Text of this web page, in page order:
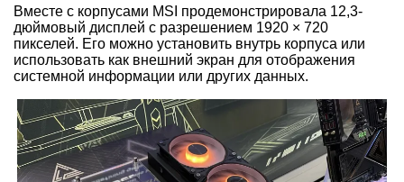
Вместе с корпусами MSI продемонстрировала 12,3-
дюймовый дисплей с разрешением 1920 × 720
пикселей. Его можно установить внутрь корпуса или
использовать как внешний экран для отображения
системной информации или других данных.